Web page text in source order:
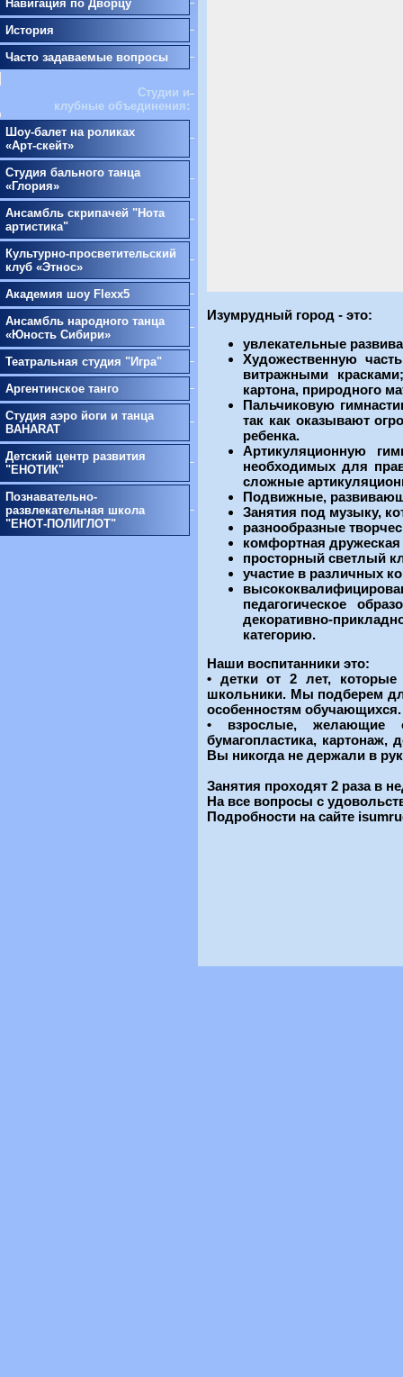
Навигация по Дворцу
История
Часто задаваемые вопросы
Студии и
клубные объединения:
Шоу-балет на роликах
«Арт-скейт»
Студия бального танца
«Глория»
Ансамбль скрипачей "Нота
артистика"
Культурно-просветительский
клуб «Этнос»
Академия шоу Flexx5
Ансамбль народного танца
«Юность Сибири»
Театральная студия "Игра"
Аргентинское танго
Студия аэро йоги и танца
BAHARAT
Детский центр развития
"ЕНОТИК"
Познавательно-
развлекательная школа
"ЕНОТ-ПОЛИГЛОТ"
Изумрудный город - это:
увлекательные
Художественную
витражными
картона, природного
Пальчиковую
так как оказывают
ребенка.
Артикуляционную
необходимых для
сложные
Подвижные,
Занятия под музыку,
разнообразные
комфортная
просторный светлый
участие в различных
педагогическое
декоративно-
категорию.
Наши воспитанники это:
• детки от 2 лет,
школьники. Мы подберем
особенностям обучающихся.
• взрослые, желающие
бумагопластика,
Вы никогда не держали в
Занятия проходят 2 раза в
На все вопросы с
Подробности на сайте